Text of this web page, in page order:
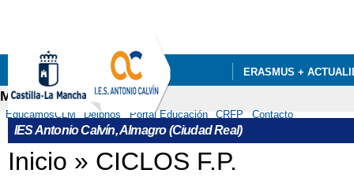
ERASMUS +
Menú secundario
EducamosCLM Delphos Portal Educación CRFP Contacto
IES Antonio Calvín, Almagro (Ciudad Real)
Se encuentra usted aquí
Inicio » CICLOS F.P.